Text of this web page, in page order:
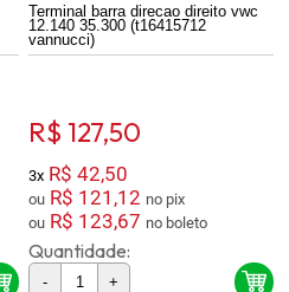
Terminal barra direcao direito vwc
12.140 35.300 (t16415712
vannucci)
R$ 127,50
3x R$ 42,50
ou R$ 121,12
no pix
ou R$ 123,67 no boleto
Quantidade:
- +